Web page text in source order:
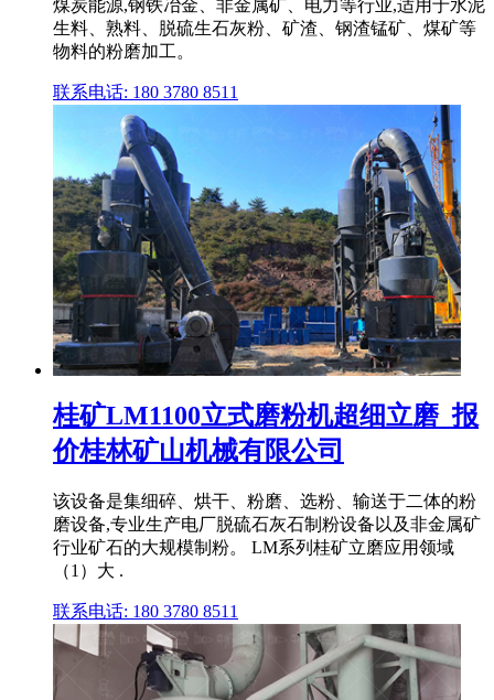
煤炭能源,钢铁冶金、非金属矿、电力等行业,适用于水泥
生料、熟料、脱硫生石灰粉、矿渣、钢渣锰矿、煤矿等
物料的粉磨加工。
联系电话: 180 3780 8511
桂矿LM1100立式磨粉机超细立磨_报
价桂林矿山机械有限公司
该设备是集细碎、烘干、粉磨、选粉、输送于二体的粉
磨设备,专业生产电厂脱硫石灰石制粉设备以及非金属矿
行业矿石的大规模制粉。 LM系列桂矿立磨应用领域
（1）大 .
联系电话: 180 3780 8511